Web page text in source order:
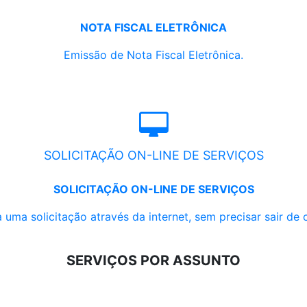
NOTA FISCAL ELETRÔNICA
Emissão de Nota Fiscal Eletrônica.
SOLICITAÇÃO ON-LINE DE SERVIÇOS
SOLICITAÇÃO ON-LINE DE SERVIÇOS
uma solicitação através da internet, sem precisar sair de
SERVIÇOS POR ASSUNTO